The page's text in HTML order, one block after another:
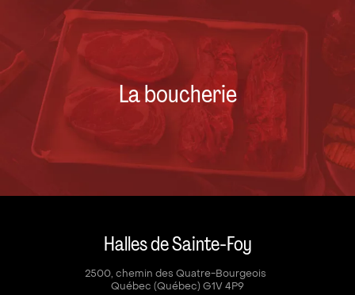
La boucherie
Halles de Sainte-Foy
2500, chemin des Quatre-Bourgeois
Québec (Québec) G1V 4P9